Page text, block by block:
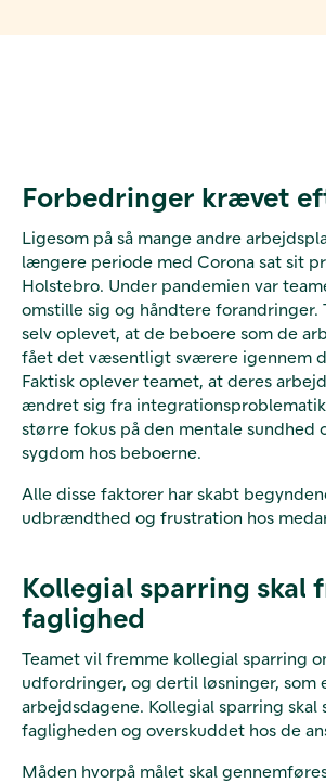
Forbedringer krævet
Ligesom på så mange andre
længere periode med Corona sat sit
Holstebro. Under pandemien var
omstille sig og håndtere forandringer.
selv oplevet, at de beboere som de
fået det væsentligt sværere igennem
Faktisk oplever teamet, at deres
ændret sig fra
større fokus på den mentale sundhed
sygdom hos beboerne.
Alle disse faktorer har skabt
udbrændthed og frustration hos
Kollegial sparring skal
faglighed
Teamet vil fremme kollegial sparring
udfordringer, og dertil løsninger, som
arbejdsdagene. Kollegial sparring skal
fagligheden og overskuddet hos de
Måden hvorpå målet skal